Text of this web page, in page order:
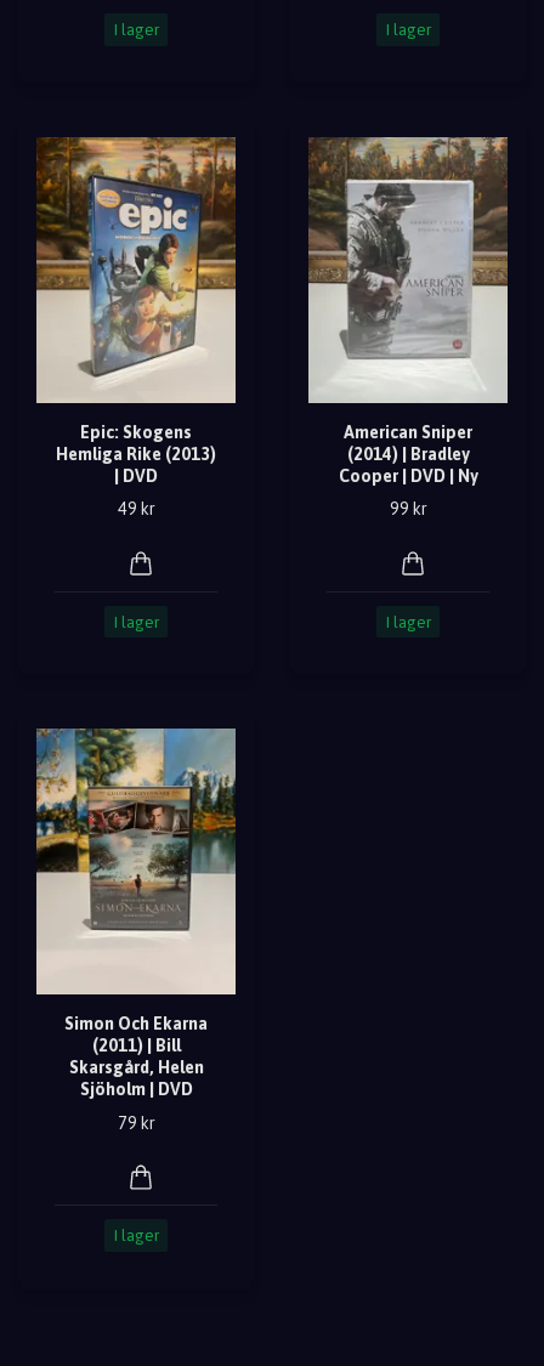
I lager I lager
Epic: Skogens
Hemliga Rike (2013)
| DVD
49 kr
I lager
American Sniper
(2014) | Bradley
Cooper | DVD | Ny
99 kr
I lager
Simon Och Ekarna
(2011) | Bill
Skarsgård, Helen
Sjöholm | DVD
79 kr
I lager